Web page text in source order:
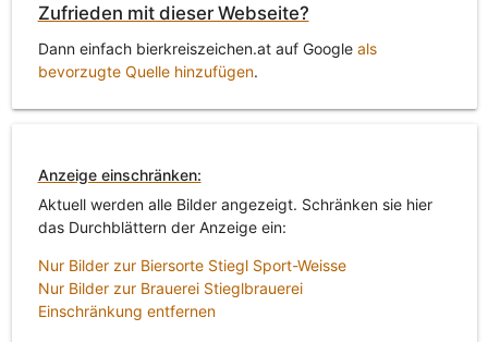
Zufrieden mit dieser Webseite?
Dann einfach bierkreiszeichen.at auf Google als
bevorzugte Quelle hinzufügen.
Anzeige einschränken:
Aktuell werden alle Bilder angezeigt. Schränken sie hier
das Durchblättern der Anzeige ein:
Nur Bilder zur Biersorte Stiegl Sport-Weisse
Nur Bilder zur Brauerei Stieglbrauerei
Einschränkung entfernen